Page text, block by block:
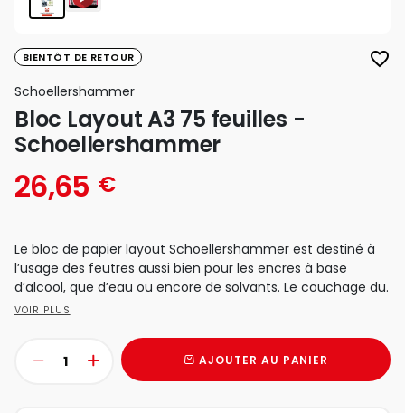
BIENTÔT DE RETOUR favorite_border
Schoellershammer
Bloc Layout A3 75 feuilles -
Schoellershammer
26,65 €
Le bloc de papier layout Schoellershammer est destiné à
l’usage des feutres aussi bien pour les encres à base
d’alcool, que d’eau ou encore de solvants. Le couchage du.
VOIR PLUS
AJOUTER AU PANIER